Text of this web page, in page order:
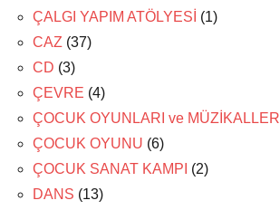
ÇALGI YAPIM ATÖLYESİ (1)
CAZ (37)
CD (3)
ÇEVRE (4)
ÇOCUK OYUNLARI ve MÜZİKALLERİ
ÇOCUK OYUNU (6)
ÇOCUK SANAT KAMPI (2)
DANS (13)